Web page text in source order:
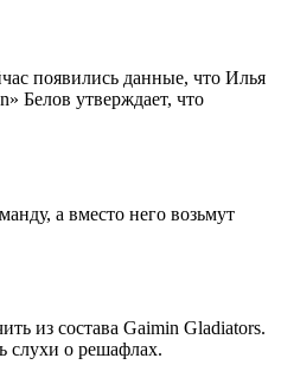
появились данные, что Илья
Белов утверждает, что
а вместо него возьмут
из состава Gaimin Gladiators.
слухи о решафлах.